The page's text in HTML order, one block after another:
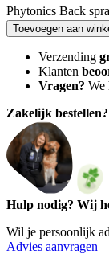
Phytonics Back
Toevoegen aan
Verzending
Klanten
Vragen? We
Zakelijk bestellen?
Hulp nodig? Wij
Wil je persoonlijk
Advies aanvragen